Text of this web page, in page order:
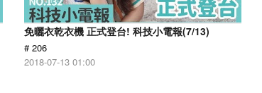
免曬衣乾衣機 正式登台! 科技小電報(7/13)
# 206
2018-07-13 01:00